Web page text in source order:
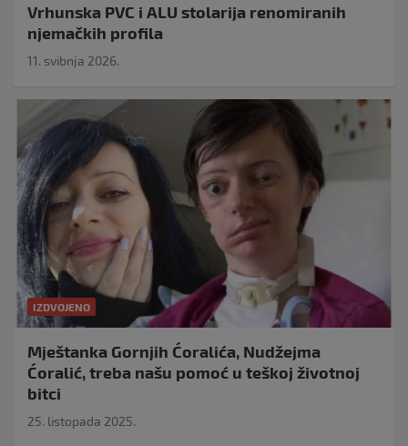
Vrhunska PVC i ALU stolarija renomiranih
njemačkih profila
11. svibnja 2026.
IZDVOJENO
Mještanka Gornjih Ćoralića, Nudžejma
Ćoralić, treba našu pomoć u teškoj životnoj
bitci
25. listopada 2025.